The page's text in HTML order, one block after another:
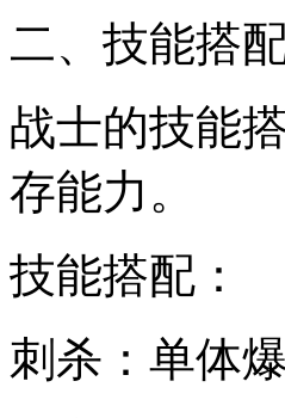
二、技能搭
战士的技能
存能力。
技能搭配：
刺杀：单体